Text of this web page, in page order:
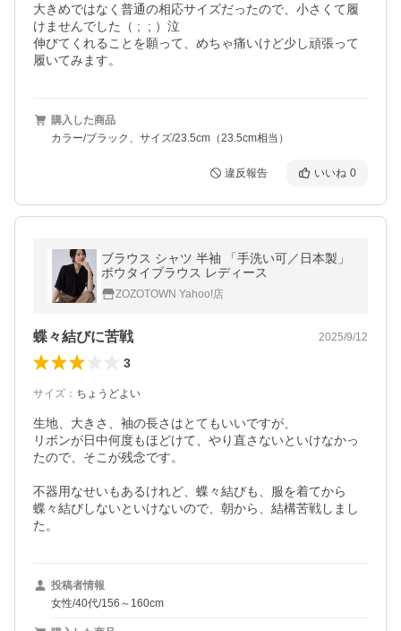
大きめではなく普通の相応サイズだったので、小さくて履
けませんでした（ ;  ; ）泣
伸びてくれることを願って、めちゃ痛いけど少し頑張って
履いてみます。
購入した商品
カラー/ブラック、サイズ/23.5cm（23.5cm相当）
違反報告 いいね 0
ブラウス シャツ 半袖 「手洗い可／日本製」
ボウタイブラウス レディース
ZOZOTOWN Yahoo!店
蝶々結びに苦戦 2025/9/12
3
サイズ ： ちょうどよい
生地、大きさ、袖の長さはとてもいいですが、
リボンが日中何度もほどけて、やり直さないといけなかっ
たので、そこが残念です。
不器用なせいもあるけれど、蝶々結びも、服を着てから
蝶々結びしないといけないので、朝から、結構苦戦しまし
投稿者情報
女性/40代/156～160cm